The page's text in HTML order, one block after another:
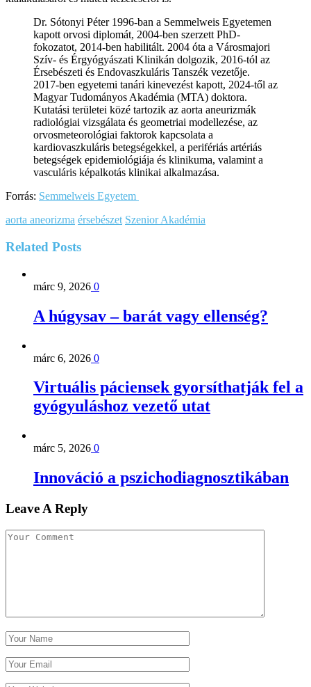
Dr. Sótonyi Péter 1996-ban a Semmelweis Egyetemen
kapott orvosi diplomát, 2004-ben szerzett PhD-
fokozatot, 2014-ben habilitált. 2004 óta a Városmajori
Szív- és Érgyógyászati Klinikán dolgozik, 2016-tól az
Érsebészeti és Endovaszkuláris Tanszék vezetője.
2017-ben egyetemi tanári kinevezést kapott, 2024-től az
Magyar Tudományos Akadémia (MTA) doktora.
Kutatási területei közé tartozik az aorta aneurizmák
radiológiai vizsgálata és geometriai modellezése, az
orvosmeteorológiai faktorok kapcsolata a
kardiovaszkuláris betegségekkel, a perifériás artériás
betegségek epidemiológiája és klinikuma, valamint a
vasculáris képalkotás klinikai alkalmazása.
Forrás: Semmelweis Egyetem
aorta aneorizma érsebészet Szenior Akadémia
Related Posts
márc 9, 2026 0
A húgysav – barát vagy ellenség?
márc 6, 2026 0
Virtuális páciensek gyorsíthatják fel a
gyógyuláshoz vezető utat
márc 5, 2026 0
Innováció a pszichodiagnosztikában
Leave A Reply